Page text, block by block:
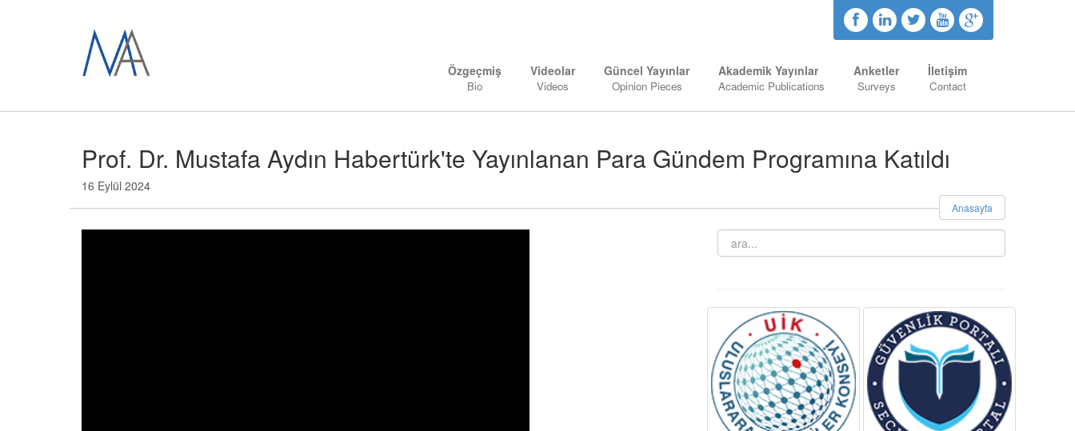
Özgeçmiş
Bio
Videolar
Videos
Güncel Yayınlar
Opinion Pieces
Akademik Yayınlar
Academic Publications
Anketler
Surveys
İletişim
Contact
Prof. Dr. Mustafa Aydın Habertürk'te Yayınlanan Para Gündem Programına Katıldı
16 Eylül 2024
Anasayfa